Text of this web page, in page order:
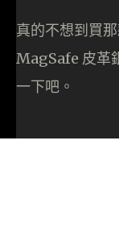
真的不想到買
MagSafe 皮革
一下吧。